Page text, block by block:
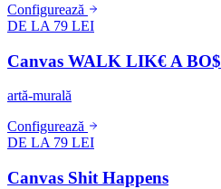
Configurează
DE LA 79 LEI
Canvas WALK LIK€ A BO$
artă-murală
Configurează
DE LA 79 LEI
Canvas Shit Happens